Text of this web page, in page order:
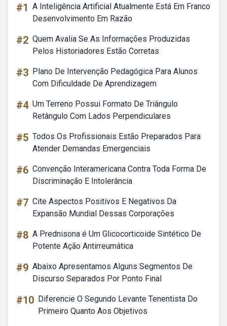
#1 A Inteligência Artificial Atualmente Está Em Franco
Desenvolvimento Em Razão
#2 Quem Avalia Se As Informações Produzidas
Pelos Historiadores Estão Corretas
#3 Plano De Intervenção Pedagógica Para Alunos
Com Dificuldade De Aprendizagem
#4 Um Terreno Possui Formato De Triângulo
Retângulo Com Lados Perpendiculares
#5 Todos Os Profissionais Estão Preparados Para
Atender Demandas Emergenciais
#6 Convenção Interamericana Contra Toda Forma De
Discriminação E Intolerância
#7 Cite Aspectos Positivos E Negativos Da
Expansão Mundial Dessas Corporações
#8 A Prednisona é Um Glicocorticoide Sintético De
Potente Ação Antirreumática
#9 Abaixo Apresentamos Alguns Segmentos De
Discurso Separados Por Ponto Final
#10 Diferencie O Segundo Levante Tenentista Do
Primeiro Quanto Aos Objetivos